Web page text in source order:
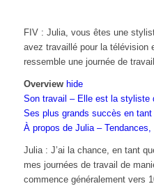
FIV : Julia, vous êtes une
avez travaillé pour la télévision
ressemble une journée de
Overview hide
Son travail – Elle est la styliste
Ses plus grands succès en
À propos de Julia –
Julia : J’ai la chance, en tant
mes journées de travail de
commence généralement vers